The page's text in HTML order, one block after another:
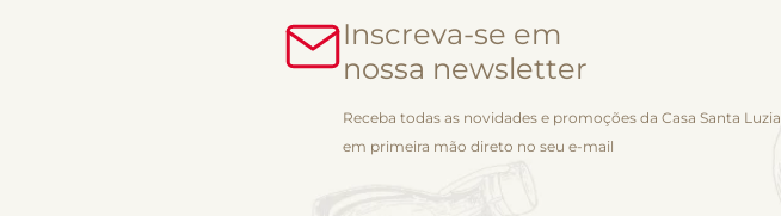
Inscreva-se em
nossa newsletter
Receba todas as novidades e promoções da Casa Santa Luzia
em primeira mão direto no seu e-mail